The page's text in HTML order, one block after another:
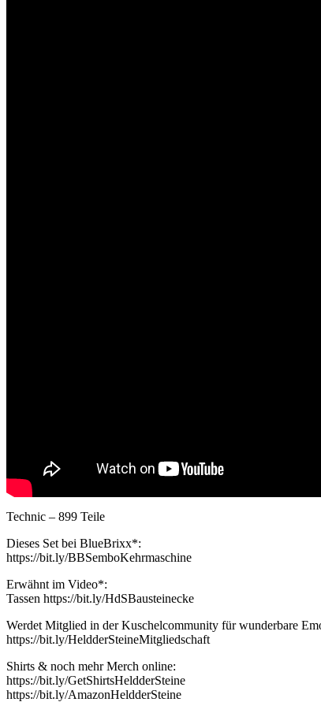
Technic – 899 Teile
Dieses Set bei BlueBrixx*:
https://bit.ly/BBSemboKehrmaschine
Erwähnt im Video*:
Tassen https://bit.ly/HdSBausteinecke
Werdet Mitglied in der Kuschelcommunity für wunderbare
https://bit.ly/HeldderSteineMitgliedschaft
Shirts & noch mehr Merch online:
https://bit.ly/GetShirtsHeldderSteine
https://bit.ly/AmazonHeldderSteine